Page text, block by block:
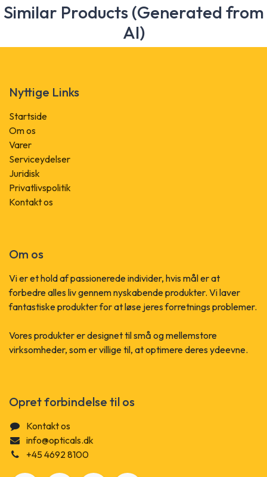
Similar Products (Generated from
AI)
Nyttige Links
Startside
Om os
Varer
Serviceydelser
Juridisk
Privatlivspolitik
Kontakt os
Om os
Vi er et hold af passionerede individer, hvis mål er at
forbedre alles liv gennem nyskabende produkter. Vi laver
fantastiske produkter for at løse jeres forretnings problemer.
Vores produkter er designet til små og mellemstore
virksomheder, som er villige til, at optimere deres ydeevne.
Opret forbindelse til os
Kontakt os
info@opticals.dk
+45 4692 8100